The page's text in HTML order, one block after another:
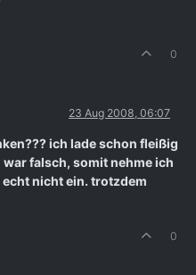
0
23 Aug 2008, 06:07
ich lade schon fleißig
falsch, somit nehme ich
nicht ein. trotzdem
0